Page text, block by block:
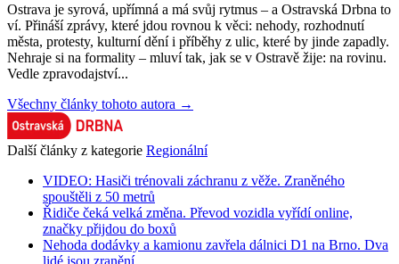
Ostrava je syrová, upřímná a má svůj rytmus – a Ostravská Drbna to
ví. Přináší zprávy, které jdou rovnou k věci: nehody, rozhodnutí
města, protesty, kulturní dění i příběhy z ulic, které by jinde zapadly.
Nehraje si na formality – mluví tak, jak se v Ostravě žije: na rovinu.
Vedle zpravodajství...
Všechny články tohoto autora →
Další články z kategorie Regionální
VIDEO: Hasiči trénovali záchranu z věže. Zraněného
spouštěli z 50 metrů
Řidiče čeká velká změna. Převod vozidla vyřídí online,
značky přijdou do boxů
Nehoda dodávky a kamionu zavřela dálnici D1 na Brno. Dva
lidé jsou zranění